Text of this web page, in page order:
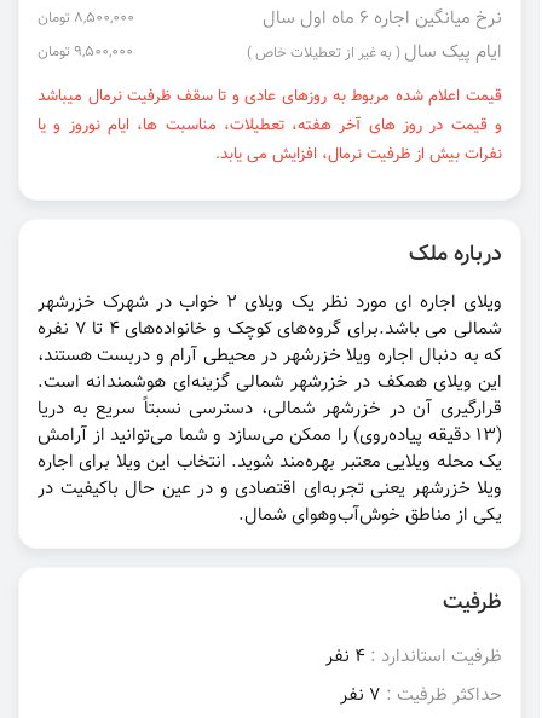
نرخ میانگین اجاره ۶ ماه اول سال 8,500,000 تومان
ایام پیک سال ( به غیر از تعطیلات خاص ) 9,500,000 تومان
قیمت اعلام شده مربوط به روزهای عادی و تا سقف ظرفیت نرمال میباشد
و قیمت در روز های آخر هفته، تعطیلات، مناسبت ها، ایام نوروز و یا
نفرات بیش از ظرفیت نرمال، افزایش می یابد.
درباره ملک
ویلای اجاره ای مورد نظر یک ویلای 2 خواب در شهرک خزرشهر
شمالی می باشد.برای گروه‌های کوچک و خانواده‌های ۴ تا ۷ نفره
که به دنبال اجاره ویلا خزرشهر در محیطی آرام و دربست هستند،
این ویلای همکف در خزرشهر شمالی گزینه‌ای هوشمندانه است.
قرارگیری آن در خزرشهر شمالی، دسترسی نسبتاً سریع به دریا
(۱۳ دقیقه پیاده‌روی) را ممکن می‌سازد و شما می‌توانید از آرامش
یک محله ویلایی معتبر بهره‌مند شوید. انتخاب این ویلا برای اجاره
ویلا خزرشهر یعنی تجربه‌ای اقتصادی و در عین حال باکیفیت در
یکی از مناطق خوش‌آب‌وهوای شمال.
ظرفیت
ظرفیت استاندارد : 4 نفر
حداکثر ظرفیت : 7 نفر